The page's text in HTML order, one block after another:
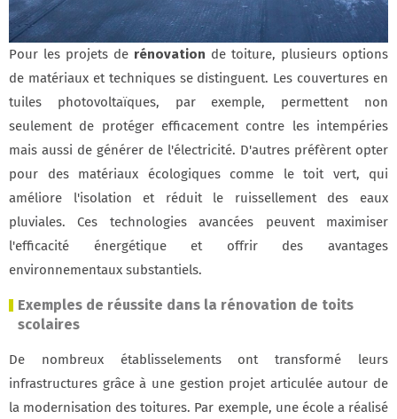
Pour les projets de rénovation de toiture, plusieurs options
de matériaux et techniques se distinguent. Les couvertures en
tuiles photovoltaïques, par exemple, permettent non
seulement de protéger efficacement contre les intempéries
mais aussi de générer de l'électricité. D'autres préfèrent opter
pour des matériaux écologiques comme le toit vert, qui
améliore l'isolation et réduit le ruissellement des eaux
pluviales. Ces technologies avancées peuvent maximiser
l'efficacité énergétique et offrir des avantages
environnementaux substantiels.
Exemples de réussite dans la rénovation de toits
scolaires
De nombreux établisselements ont transformé leurs
infrastructures grâce à une gestion projet articulée autour de
la modernisation des toitures. Par exemple, une école a réalisé